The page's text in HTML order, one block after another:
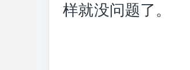
样就没问题了。